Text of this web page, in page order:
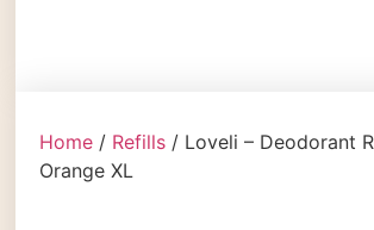
Home / Refills / Loveli – Deodorant
Orange XL